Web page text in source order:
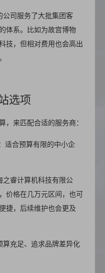
司服务了大批集团客
体系。比如为故宫博物
技，但相对费用也会高出
选项
，来匹配合适的服务商：
适合预算有限的中小企
之睿计算机科技有限公
价格在几万元区间，也可
捷，后续维护也会更及
充足、追求品牌差异化